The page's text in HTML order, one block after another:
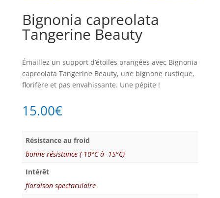
Bignonia capreolata
Tangerine Beauty
Émaillez un support d’étoiles orangées avec Bignonia
capreolata Tangerine Beauty, une bignone rustique,
florifère et pas envahissante. Une pépite !
15.00€
Résistance au froid
bonne résistance (-10°C à -15°C)
Intérêt
floraison spectaculaire